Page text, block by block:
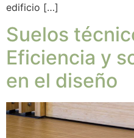
edificio […]
Suelos
Eficiencia y
en el diseño